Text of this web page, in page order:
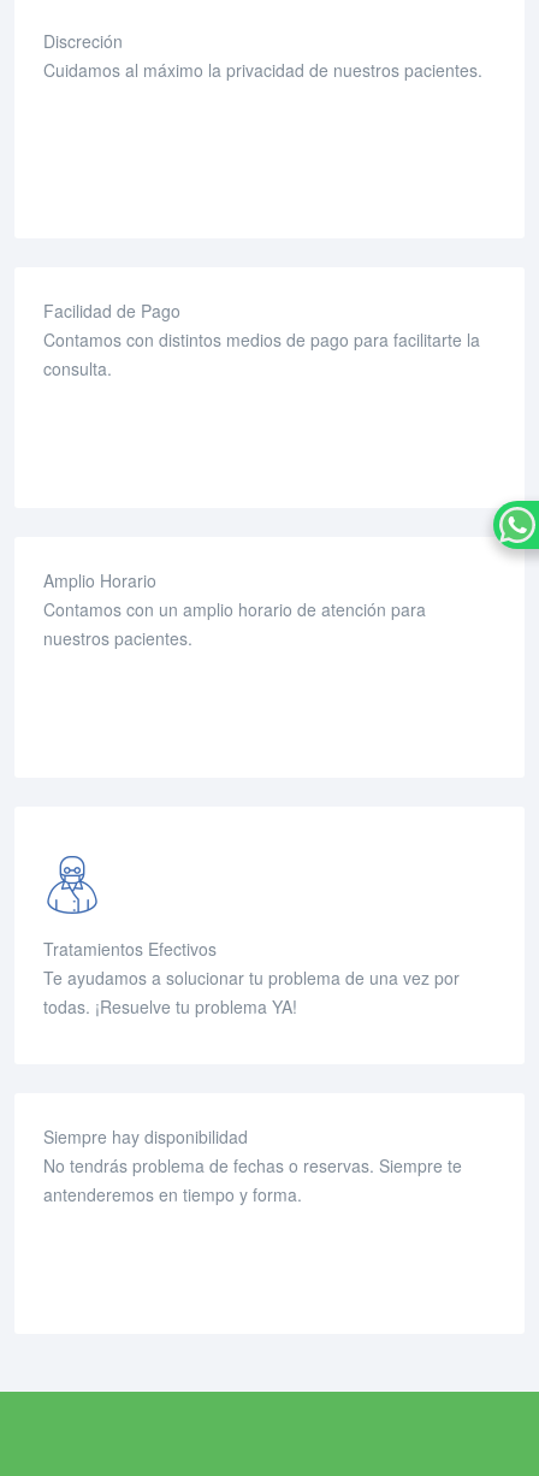
Discreción
Cuidamos al máximo la privacidad de nuestros pacientes.
Facilidad de Pago
Contamos con distintos medios de pago para facilitarte la
consulta.
Amplio Horario
Contamos con un amplio horario de atención para
nuestros pacientes.
Tratamientos Efectivos
Te ayudamos a solucionar tu problema de una vez por
todas. ¡Resuelve tu problema YA!
Siempre hay disponibilidad
No tendrás problema de fechas o reservas. Siempre te
antenderemos en tiempo y forma.